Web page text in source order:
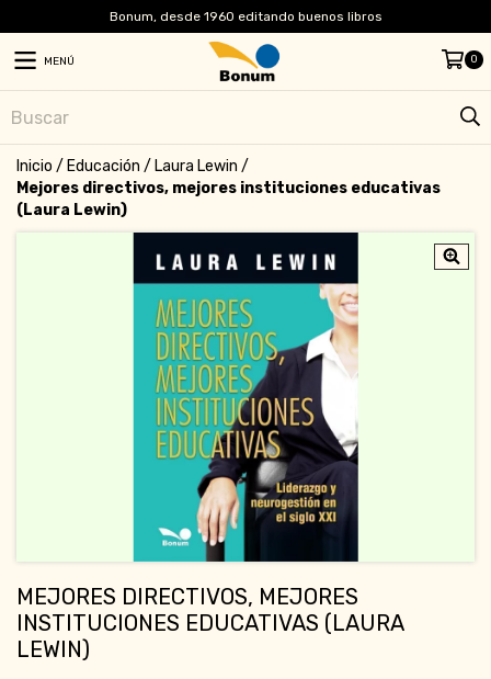
Bonum, desde 1960 editando buenos libros
MENÚ 0
Inicio / Educación / Laura Lewin /
Mejores directivos, mejores instituciones educativas
(Laura Lewin)
MEJORES DIRECTIVOS, MEJORES
INSTITUCIONES EDUCATIVAS (LAURA
LEWIN)